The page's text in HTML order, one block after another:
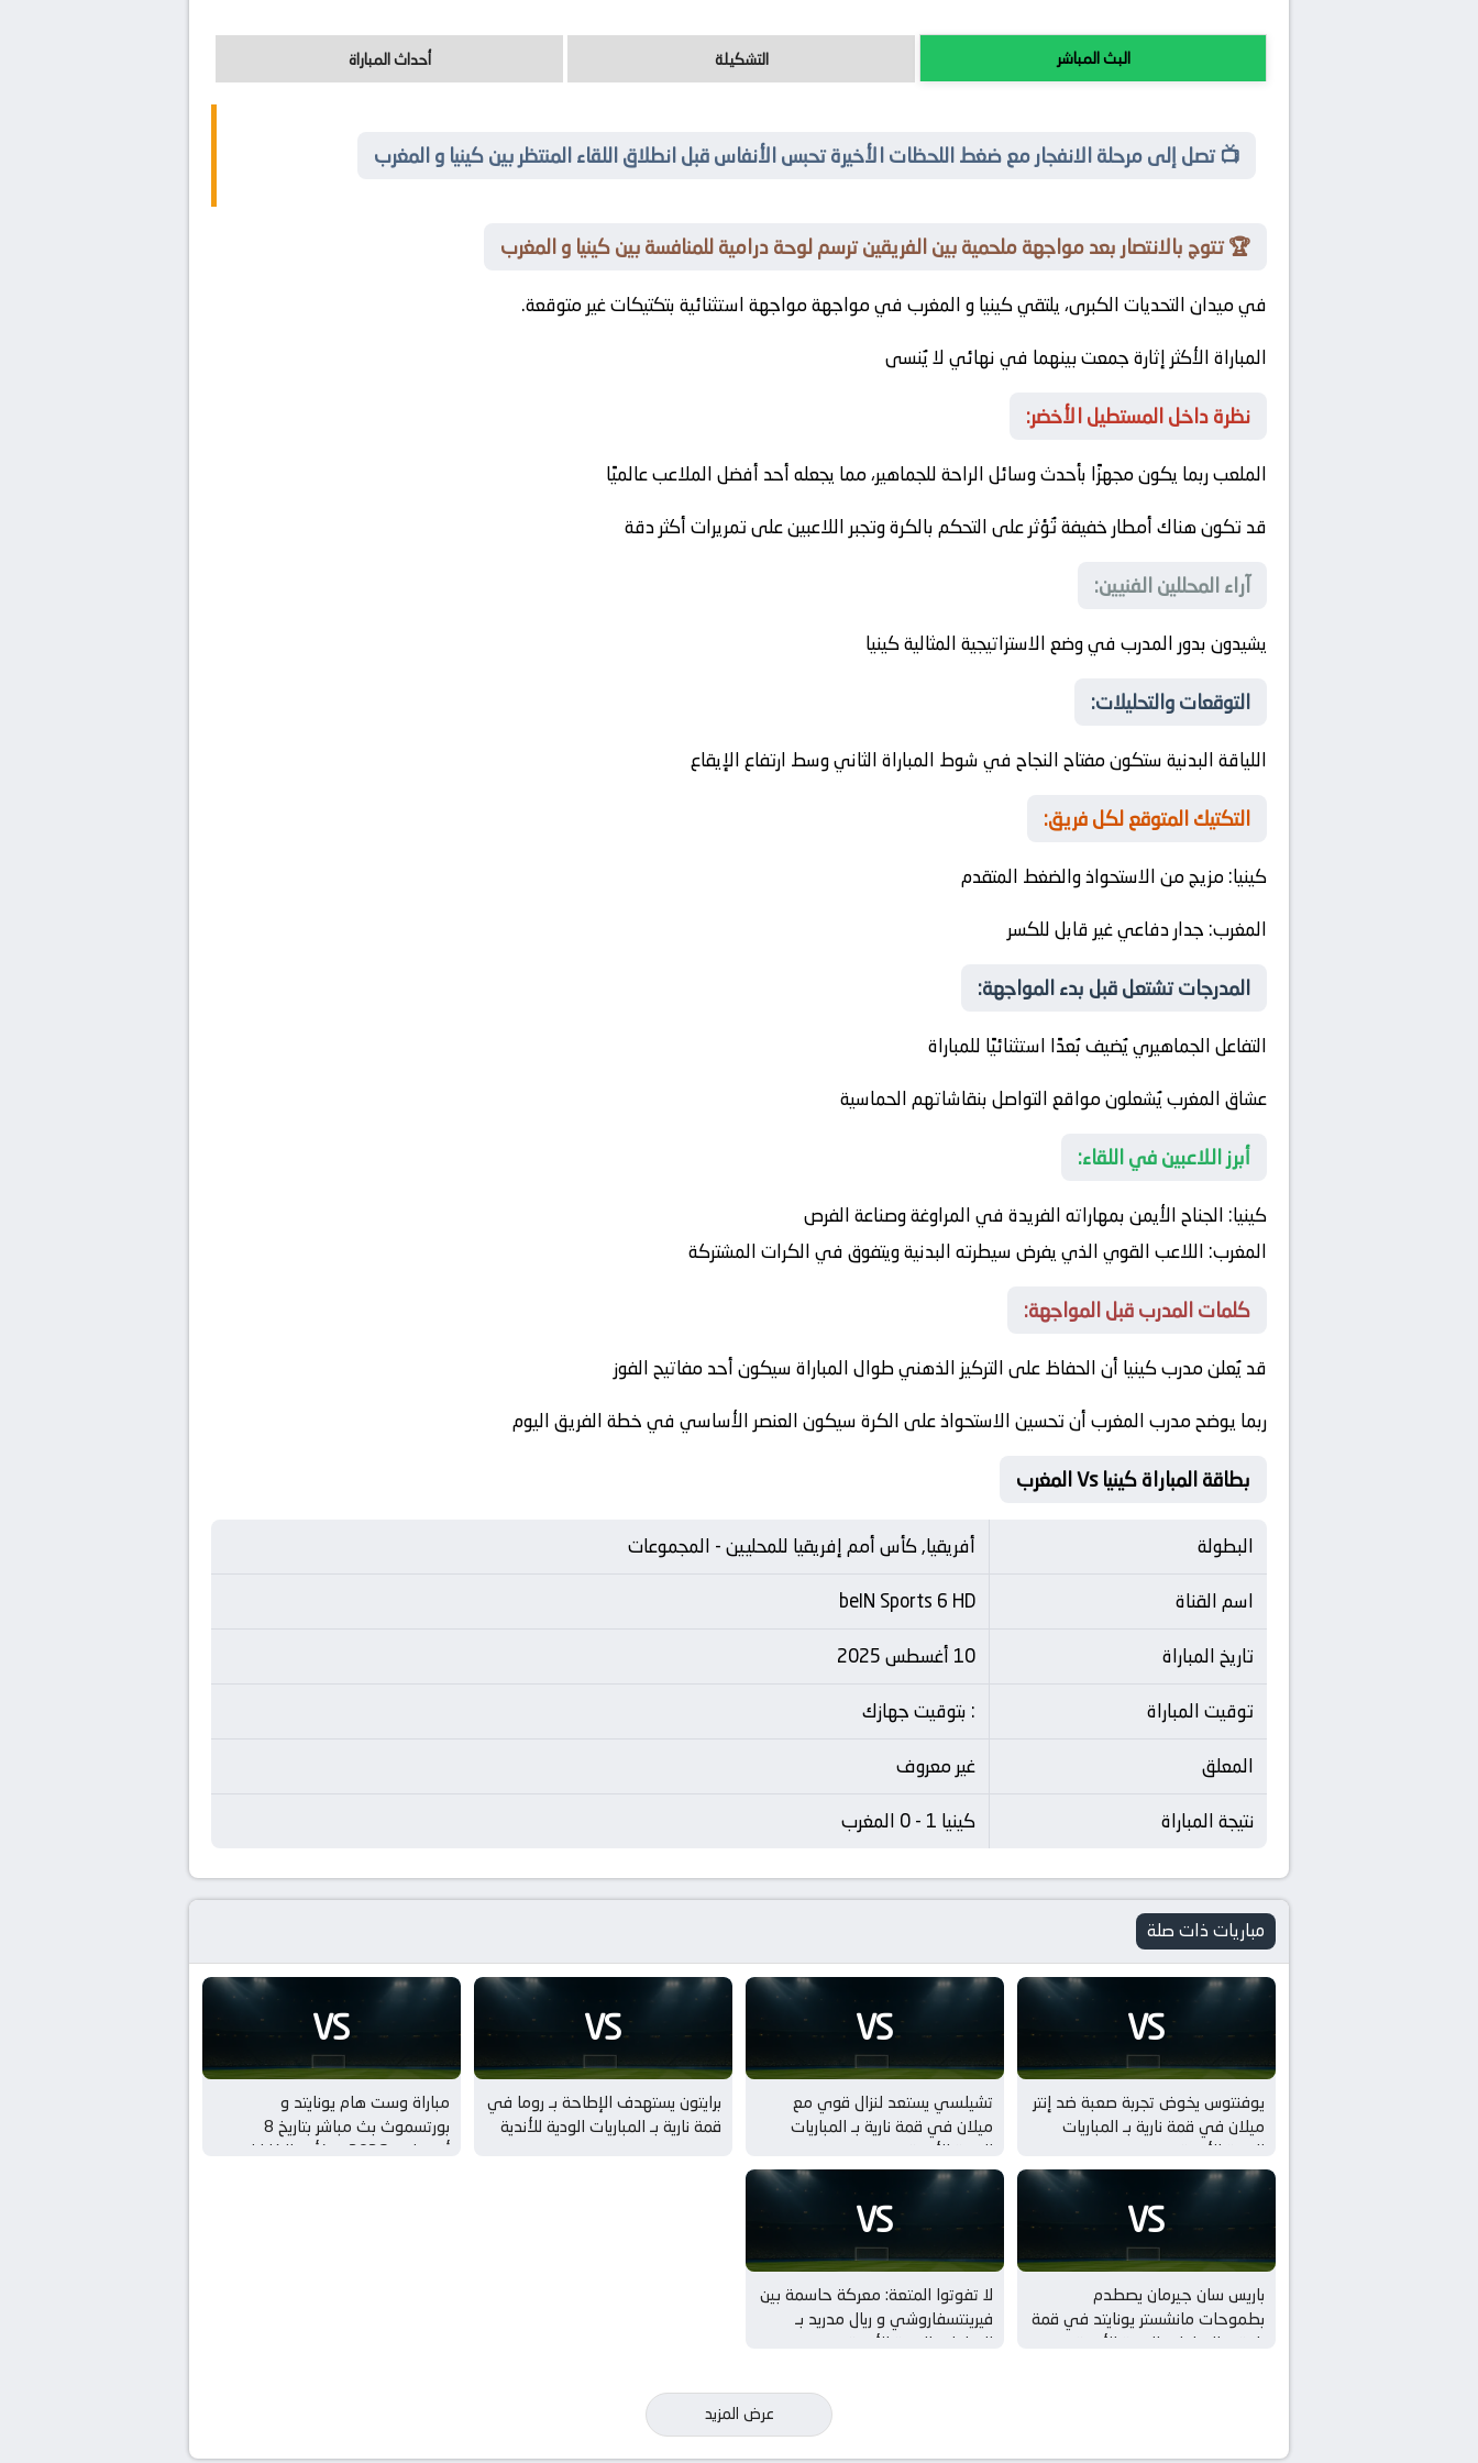
البث المباشر التشكيلة أحداث المباراة
📺 تصل إلى مرحلة الانفجار مع ضغط اللحظات الأخيرة تحبس الأنفاس قبل انطلاق اللقاء المنتظر بين كينيا و المغرب
🏆 تتوج بالانتصار بعد مواجهة ملحمية بين الفريقين ترسم لوحة درامية للمنافسة بين كينيا و المغرب
في ميدان التحديات الكبرى، يلتقيكينياوالمغربفي مواجهة مواجهة استثنائية بتكتيكات غير متوقعة.
المباراة الأكثر إثارة جمعت بينهما في نهائي لا يُنسى
نظرة داخل المستطيل الأخضر:
الملعب ربما يكون مجهزًا بأحدث وسائل الراحة للجماهير، مما يجعله أحد أفضل الملاعب عالميًا
قد تكون هناك أمطار خفيفة تُؤثر على التحكم بالكرة وتجبر اللاعبين على تمريرات أكثر دقة
آراء المحللين الفنيين:
يشيدون بدور المدرب في وضع الاستراتيجية المثاليةكينيا
التوقعات والتحليلات:
اللياقة البدنية ستكون مفتاح النجاح في شوط المباراة الثاني وسط ارتفاع الإيقاع
التكتيك المتوقع لكل فريق:
كينيا: مزيج من الاستحواذ والضغط المتقدم
المغرب: جدار دفاعي غير قابل للكسر
المدرجات تشتعل قبل بدء المواجهة:
التفاعل الجماهيري يُضيف بُعدًا استثنائيًا للمباراة
عشاق المغرب يُشعلون مواقع التواصل بنقاشاتهم الحماسية
أبرز اللاعبين في اللقاء:
كينيا: الجناح الأيمن بمهاراته الفريدة في المراوغة وصناعة الفرص
المغرب: اللاعب القوي الذي يفرض سيطرته البدنية ويتفوق في الكرات المشتركة
كلمات المدرب قبل المواجهة:
قد يُعلن مدرب كينيا أن الحفاظ على التركيز الذهني طوال المباراة سيكون أحد مفاتيح الفوز
ربما يوضح مدرب المغرب أن تحسين الاستحواذ على الكرة سيكون العنصر الأساسي في خطة الفريق اليوم
بطاقة المباراة كينيا Vs المغرب
البطولة
أفريقيا, كأس أمم إفريقيا للمحليين - المجموعات
اسم القناة
beIN Sports 6 HD
تاريخ المباراة
10 أغسطس 2025
توقيت المباراة
: بتوقيت جهازك
المعلق
غير معروف
نتيجة المباراة
كينيا 1 - 0 المغرب
مباريات ذات صلة
VS
يوفنتوس يخوض تجربة صعبة ضد إنتر
ميلان في قمة نارية بـ المباريات
الودية للأندية
VS
تشيلسي يستعد لنزال قوي مع
ميلان في قمة نارية بـ المباريات
الودية للأندية
VS
برايتون يستهدف الإطاحة بـ روما في
قمة نارية بـ المباريات الودية للأندية
VS
مباراة وست هام يونايتد و
بورتسموث بث مباشر بتاريخ 8
أغسطس 2026 بـ كأس الكاراباو –
VS
باريس سان جيرمان يصطدم
بطموحات مانشستر يونايتد في قمة
نارية بـ المباريات الودية للأندية
VS
لا تفوتوا المتعة: معركة حاسمة بين
فيرينتسفاروشي و ريال مدريد بـ
المباريات الودية للأندية
عرض المزيد